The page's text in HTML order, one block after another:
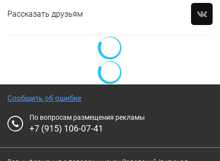
Рассказать друзьям
Сообщить об ошибке
По вопросам размещения рекламы
+7 (915) 106-07-41